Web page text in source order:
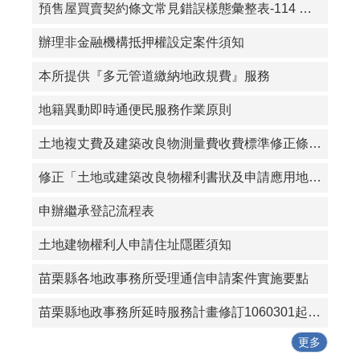
預售屋買賣契約條文常見錯誤樣態彙整表-114 年 8 月更新版
辦理非金融機構抵押權設定案件須知
本所提供『多元管道繳納地政規費』服務
地籍異動即時通便民服務作業原則
土地複丈費及建築改良物測量費收費標準修正條文(條文及附表)
修正「土地或建築改良物權利書狀及申請應用地籍資料規費收費標準」第二條附表
申辦繼承登記流程表
土地建物權利人申請住址隱匿須知
苗栗縣各地政事務所受理通信申請案件實施要點
苗栗縣地政事務所延時服務計畫修訂1060301起實施
更多